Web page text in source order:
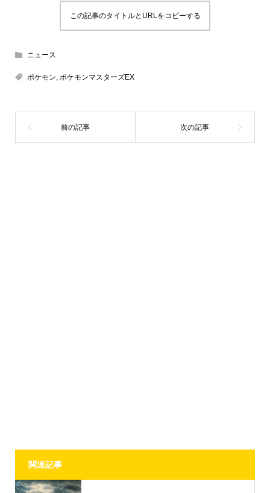
この記事のタイトルとURLをコピーする
ニュース
ポケモン, ポケモンマスターズEX
関連記事